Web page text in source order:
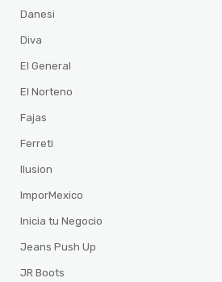
Danesi
Diva
El General
El Norteno
Fajas
Ferreti
Ilusion
ImporMexico
Inicia tu Negocio
Jeans Push Up
JR Boots